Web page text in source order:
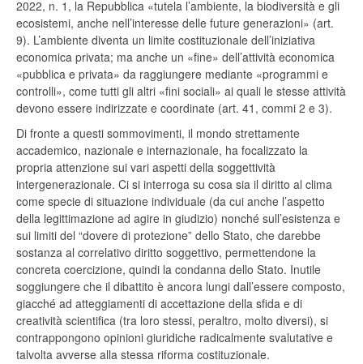
2022, n. 1, la Repubblica «tutela l’ambiente, la biodiversità e gli
ecosistemi, anche nell’interesse delle future generazioni» (art.
9). L’ambiente diventa un limite costituzionale dell’iniziativa
economica privata; ma anche un «fine» dell’attività economica
«pubblica e privata» da raggiungere mediante «programmi e
controlli», come tutti gli altri «fini sociali» ai quali le stesse attività
devono essere indirizzate e coordinate (art. 41, commi 2 e 3).
Di fronte a questi sommovimenti, il mondo strettamente
accademico, nazionale e internazionale, ha focalizzato la
propria attenzione sui vari aspetti della soggettività
intergenerazionale. Ci si interroga su cosa sia il diritto al clima
come specie di situazione individuale (da cui anche l’aspetto
della legittimazione ad agire in giudizio) nonché sull’esistenza e
sui limiti del “dovere di protezione” dello Stato, che darebbe
sostanza al correlativo diritto soggettivo, permettendone la
concreta coercizione, quindi la condanna dello Stato. Inutile
soggiungere che il dibattito è ancora lungi dall’essere composto,
giacché ad atteggiamenti di accettazione della sfida e di
creatività scientifica (tra loro stessi, peraltro, molto diversi), si
contrappongono opinioni giuridiche radicalmente svalutative e
talvolta avverse alla stessa riforma costituzionale.